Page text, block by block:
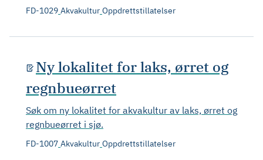
FD-1029 Akvakultur Oppdrettstillatelser
Ny lokalitet for laks, ørret og
regnbueørret
Søk om ny lokalitet for akvakultur av laks, ørret og
regnbueørret i sjø.
FD-1007 Akvakultur Oppdrettstillatelser